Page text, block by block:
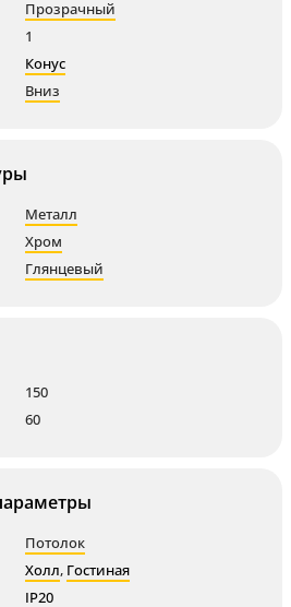
Прозрачный
1
Конус
Вниз
Металл
Хром
Глянцевый
150
60
Потолок
Холл, Гостиная
IP20